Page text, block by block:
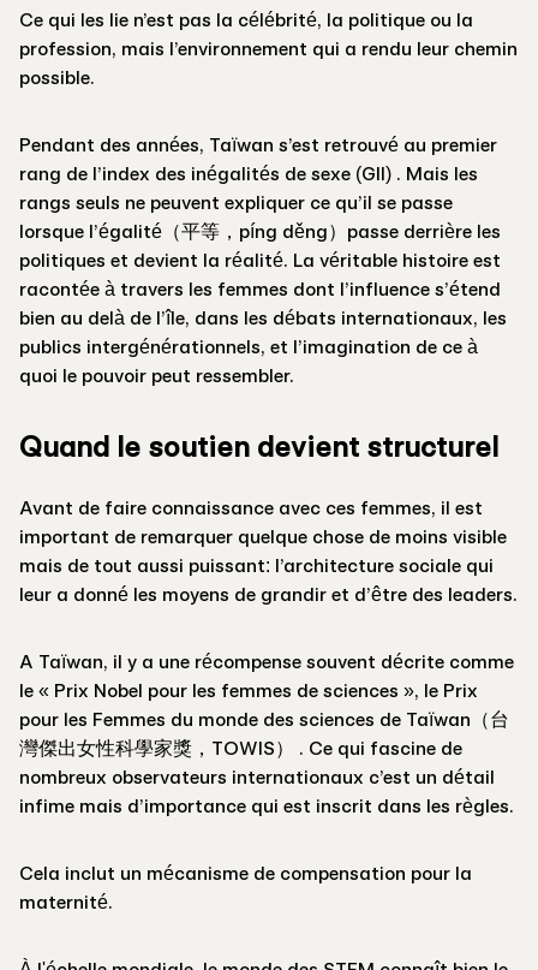
Ce qui les lie n’est pas la célébrité, la politique ou la
profession, mais l’environnement qui a rendu leur chemin
possible.
Pendant des années, Taïwan s’est retrouvé au premier
rang de l’index des inégalités de sexe (GII) . Mais les
rangs seuls ne peuvent expliquer ce qu’il se passe
lorsque l’égalité（平等，píng děng）passe derrière les
politiques et devient la réalité. La véritable histoire est
racontée à travers les femmes dont l’influence s’étend
bien au delà de l’île, dans les débats internationaux, les
publics intergénérationnels, et l’imagination de ce à
quoi le pouvoir peut ressembler.
Quand le soutien devient structurel
Avant de faire connaissance avec ces femmes, il est
important de remarquer quelque chose de moins visible
mais de tout aussi puissant: l’architecture sociale qui
leur a donné les moyens de grandir et d’être des leaders.
A Taïwan, il y a une récompense souvent décrite comme
le « Prix Nobel pour les femmes de sciences », le Prix
pour les Femmes du monde des sciences de Taïwan（台
灣傑出女性科學家獎，TOWIS） . Ce qui fascine de
nombreux observateurs internationaux c’est un détail
infime mais d’importance qui est inscrit dans les règles.
Cela inclut un mécanisme de compensation pour la
maternité.